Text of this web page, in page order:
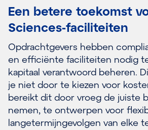
Een betere toekomst
Sciences-faciliteiten
Opdrachtgevers hebben
en efficiënte faciliteiten nodig
kapitaal verantwoord beheren.
je niet door te kiezen voor
bereikt dit door vroeg de juiste
nemen, te ontwerpen voor
langetermijngevolgen van elke